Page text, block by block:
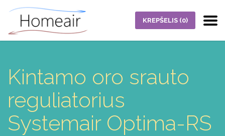
KREPŠELIS (0)
Kintamo oro srauto
reguliatorius
Systemair Optima-RS